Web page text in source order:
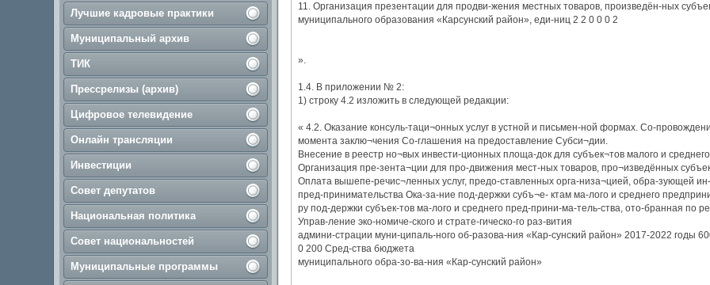
Лучшие кадровые практики
Муниципальный архив
ТИК
Прессрелизы (архив)
Цифровое телевидение
Онлайн трансляции
Инвестиции
Совет депутатов
Национальная политика
Совет национальностей
Муниципальные программы
11. Организация презентации для продви-жения местных товаров, произведён-ных
муниципального образования «Карсунский район», еди-ниц 2 2 0 0 0 2
».
1.4. В приложении № 2:
1) строку 4.2 изложить в следующей редакции:
« 4.2. Оказание консуль-таци¬онных услуг в устной и письмен-ной формах. Со-
момента заклю¬чения Со-глашения на предоставление Субси¬дии.
Внесение в реестр но¬вых инвести-ционных площа-док для субъек¬тов малого и
Организация пре-зента¬ции для про-движения мест-ных товаров, про¬изведённых
Оплата вышепе-речис¬ленных услуг, предо-ставленных орга-низа¬цией, обра-зующей
пред-принимательства Ока-за-ние под-держки субъ¬е- ктам ма-лого и среднего
ру под-держки субъек-тов ма-лого и среднего пред-прини-ма-тель-ства, ото-бранная по
Управ-ление эко-номиче-ского и страте-гическо-го раз-вития
админи-страции муни-ципаль-ного об-разова-ния «Кар-сунский район» 2017-2022 годы
0 200 Сред-ства бюджета
муниципального обра-зо-ва-ния «Кар-сунский район»